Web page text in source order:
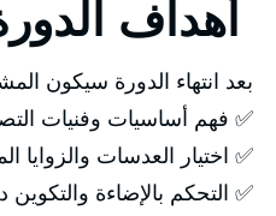
بعد انتهاء الدورة سيكون
✅ فهم أساسيات وفنيات
✅ اختيار العدسات والزوايا
✅ التحكم بالإضاءة